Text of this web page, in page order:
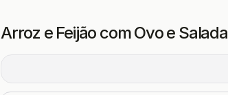
Arroz e Feijão com Ovo e